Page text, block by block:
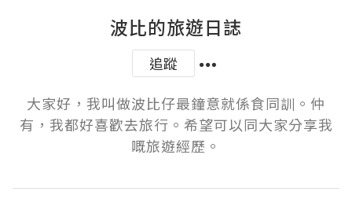
波比的旅遊日誌
追蹤
大家好，我叫做波比仔最鐘意就係食同訓。仲
有，我都好喜歡去旅行。希望可以同大家分享我
嘅旅遊經歷。